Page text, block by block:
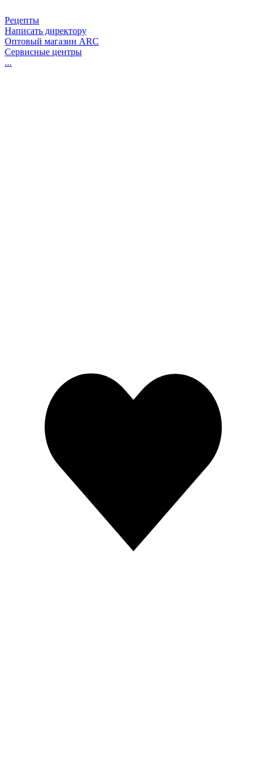
Рецепты
Написать директору
Оптовый магазин ARC
Сервисные центры
...